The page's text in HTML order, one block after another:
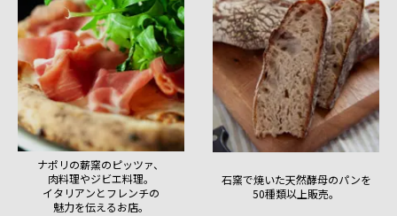
ナポリの薪窯のピッツァ、
肉料理やジビエ料理。
イタリアンとフレンチの
魅力を伝えるお店。
石窯で焼いた天然酵母のパンを
50種類以上販売。